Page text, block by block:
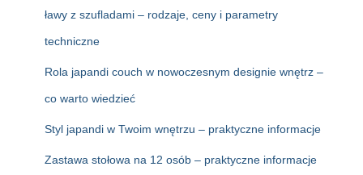
ławy z szufladami – rodzaje, ceny i parametry
techniczne
Rola japandi couch w nowoczesnym designie wnętrz –
co warto wiedzieć
Styl japandi w Twoim wnętrzu – praktyczne informacje
Zastawa stołowa na 12 osób – praktyczne informacje